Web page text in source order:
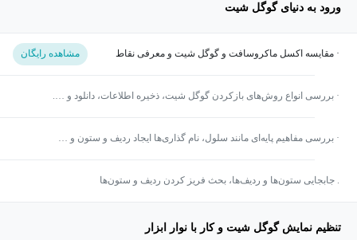
ورود به دنیای گوگل شیت
· مقایسه اکسل ماکروسافت و گوگل شیت و معرفی نقاط
مشاهده رایگان
· بررسی انواع روش‌های بازکردن گوگل شیت، ذخیره اطلاعات، دانلود و ….
· بررسی مفاهیم پایه‌ای مانند سلول، نام گذاری‌ها ایجاد ردیف و ستون و …
. جابجایی ستون‌ها و ردیف‌ها، بحث فریز کردن ردیف و ستون‌ها
تنظیم نمایش گوگل شیت و کار با نوار ابزار